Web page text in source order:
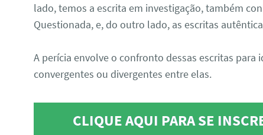
lado, temos a escrita em investigação, também
Questionada, e, do outro lado, as escritas
A perícia envolve o confronto dessas escritas para
convergentes ou divergentes entre elas.
CLIQUE AQUI PARA SE